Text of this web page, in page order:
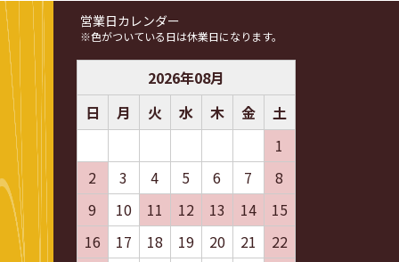
営業日カレンダー
※色がついている日は休業日になります。
2026年08月
日
月 火 水 木 金
土
1
2
3 4 5 6 7
8
9
10 11 12 13 14
15
16
17 18 19 20 21
22